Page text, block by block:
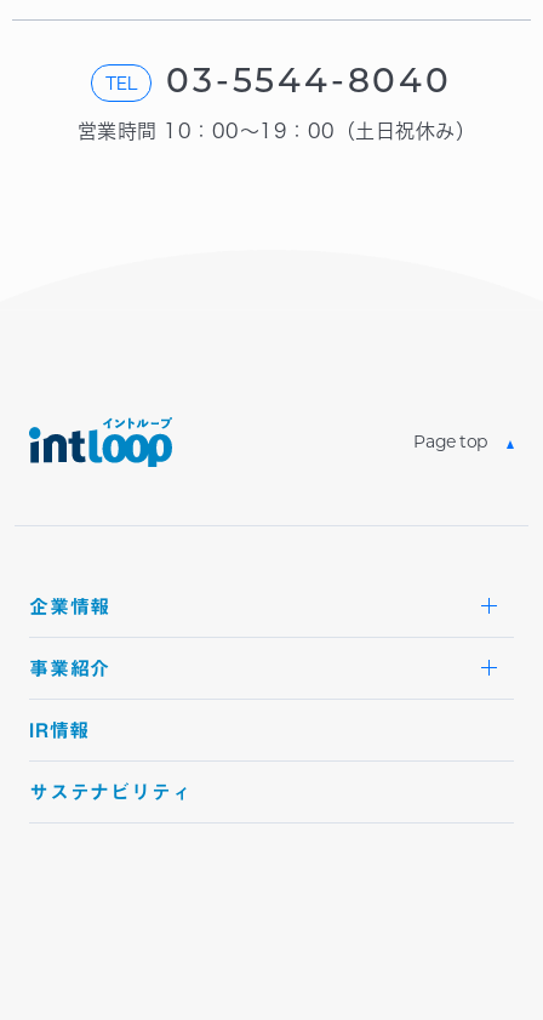
TEL 03-5544-8040
営業時間 10：00〜19：00（土日祝休み）
Page top
企業情報
事業紹介
IR情報
サステナビリティ